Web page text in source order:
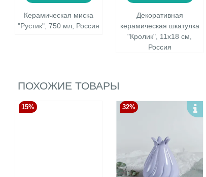
Керамическая миска
"Рустик", 750 мл, Россия
Декоративная
керамическая шкатулка
"Кролик", 11х18 см,
Россия
ПОХОЖИЕ ТОВАРЫ
15% 32%